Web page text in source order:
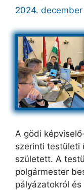
2024. december
A gödi
szerinti testületi
született. A
polgármester
pályázatokról